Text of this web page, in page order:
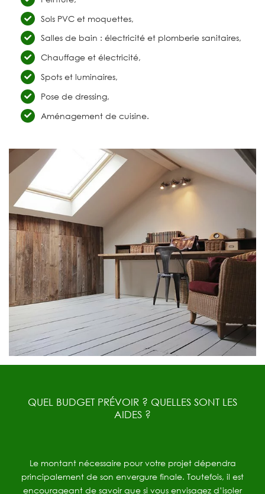
Sols PVC et moquettes,
Salles de bain : électricité et plomberie sanitaires,
Chauffage et électricité,
Spots et luminaires,
Pose de dressing,
Aménagement de cuisine.
QUEL BUDGET PRÉVOIR ? QUELLES SONT LES
AIDES ?
Le montant nécessaire pour votre projet dépendra
principalement de son envergure finale. Toutefois, il est
encourageant de savoir que si vous envisagez d’isoler